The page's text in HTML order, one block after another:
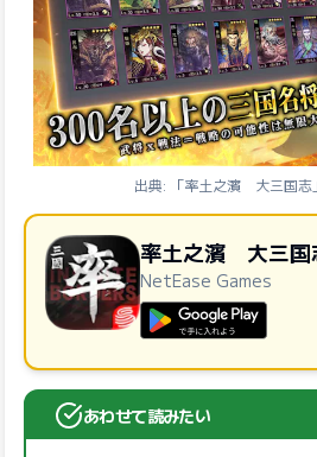
出典: 「率土之濱 大三国志
率土之濱 大三国
NetEase Games
あわせて読みたい